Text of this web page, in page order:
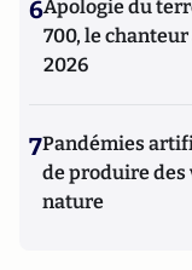
6Apologie du
700, le chanteur
2026
7Pandémies
de produire des
nature